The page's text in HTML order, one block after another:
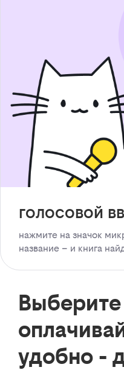
голосовой
нажмите на значок
название – и книга
удобно -